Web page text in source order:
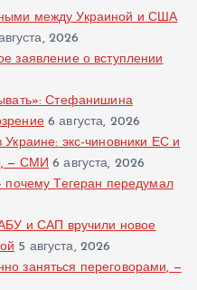
между Украиной и США
2026
заявление о вступлении
Стефанишина
6 августа, 2026
экс-чиновники ЕС и
— СМИ 6 августа, 2026
почему Тегеран передумал
и САП вручили новое
5 августа, 2026
заняться переговорами, —